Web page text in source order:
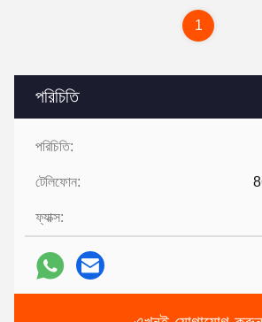
পরিচিতি
পরিচিতি:
টেলিফোন:
ফ্যাক্স:
1